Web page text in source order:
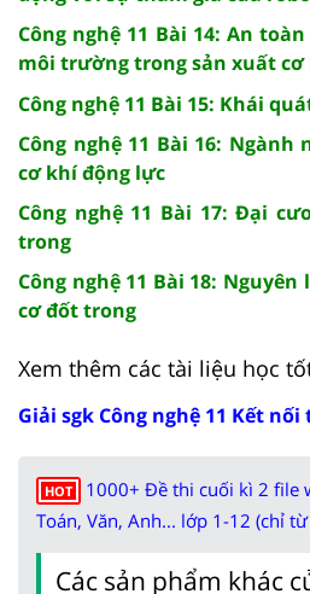
Công nghệ 11 Bài 14: An
môi trường trong sản xuất
Công nghệ 11 Bài 15: Khái
Công nghệ 11 Bài 16:
cơ khí động lực
Công nghệ 11 Bài 17: Đại
trong
Công nghệ 11 Bài 18:
cơ đốt trong
Xem thêm các tài liệu học
Giải sgk Công nghệ 11 Kết
HOT
1000+ Đề thi cuối kì 2 file
Toán, Văn, Anh... lớp 1-12 (chỉ
Các sản phẩm khác